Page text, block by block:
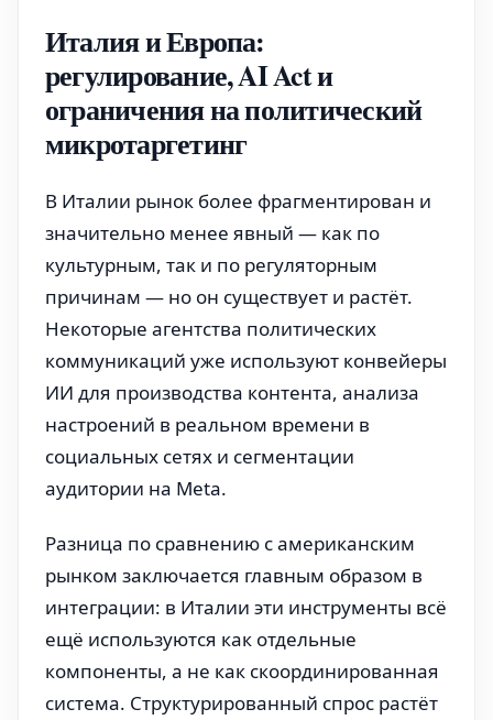
Италия и Европа:
регулирование, AI Act и
ограничения на политический
микротаргетинг
В Италии рынок более фрагментирован и
значительно менее явный — как по
культурным, так и по регуляторным
причинам — но он существует и растёт.
Некоторые агентства политических
коммуникаций уже используют конвейеры
ИИ для производства контента, анализа
настроений в реальном времени в
социальных сетях и сегментации
аудитории на Meta.
Разница по сравнению с американским
рынком заключается главным образом в
интеграции: в Италии эти инструменты всё
ещё используются как отдельные
компоненты, а не как скоординированная
система. Структурированный спрос растёт